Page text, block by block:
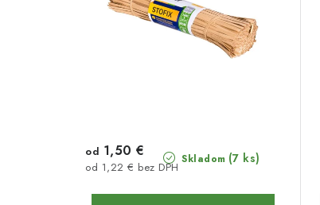
Skladom (7 ks)
od 1,22 € bez DPH
od 1,50 €